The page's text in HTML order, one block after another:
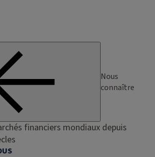
Nous
connaître
financiers mondiaux depuis